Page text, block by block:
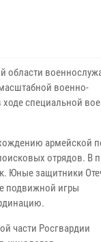
области
военно-
специальной
армейской
отрядов. В
Юные защитники
подвижной игры
части Росгвардии